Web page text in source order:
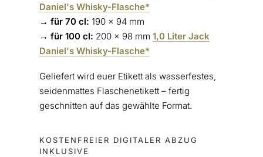
Daniel's Whisky-Flasche*
→ für 70 cl: 190 x 94 mm
→ für 100 cl: 200 x 98 mm 1,0 Liter Jack
Daniel's Whisky-Flasche*
Geliefert wird euer Etikett als wasserfestes,
seidenmattes Flaschenetikett – fertig
geschnitten auf das gewählte Format.
KOSTENFREIER DIGITALER ABZUG
INKLUSIVE